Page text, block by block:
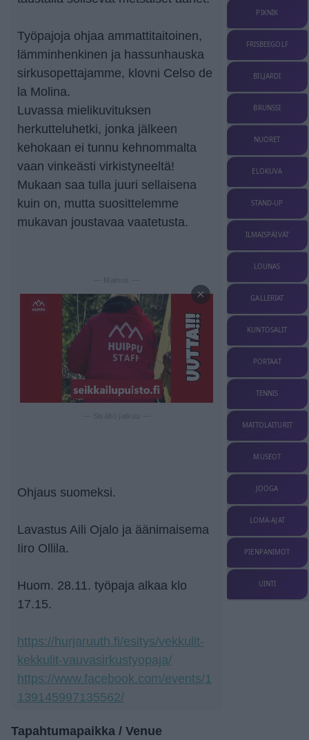
Työpajoja ohjaa ammattitaitoinen,
lämminhenkinen ja hassunhauska
sirkusopettajamme, klovni Celso de
la Molina.
Luvassa mielikuvituksen
herkutteluhetki, jonka jälkeen
kehokaan ei tunnu kehnommalta
vaan vinkeästi virkistyneeltä!
Mukaan saa tulla juuri sellaisena
kuin on, mutta suosittelemme
mukavan joustavaa vaatetusta.
— Mainos —
×
Ohjaus suomeksi.
Lavastus Aili Ojalo ja äänimaisema
Iiro Ollila.
Huom. 28.11. työpaja alkaa klo
17.15.
https://hurjaruuth.fi/esitys/vekkulit-
kekkulit-vauvasirkustyopaja/
https://www.facebook.com/events/1
139145997135562/
Tapahtumapaikka / Venue
PIKNIK
FRISBEEGOLF
BILJARDI
BRUNSSI
NUORET
ELOKUVA
STAND-UP
ILMAISPÄIVÄT
LOUNAS
GALLERIAT
KUNTOSALIT
PORTAAT
TENNIS
MATTOLAITURIT
MUSEOT
JOOGA
LOMA-AJAT
PIENPANIMOT
UINTI